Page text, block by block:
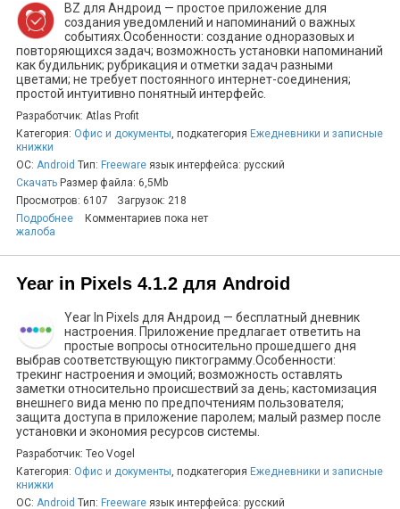
BZ для Андроид — простое приложение для
создания уведомлений и напоминаний о важных
событиях.Особенности: создание одноразовых и
повторяющихся задач; возможность установки напоминаний
как будильник; рубрикация и отметки задач разными
цветами; не требует постоянного интернет-соединения;
простой интуитивно понятный интерфейс.
Разработчик: Atlas Profit
Категория: Офис и документы, подкатегория Ежедневники и записные
книжки
ОС: Android Тип: Freeware язык интерфейса: русский
Скачать Размер файла: 6,5Mb
Просмотров: 6107
Загрузок: 218
Подробнее
Комментариев пока нет
жалоба
Year in Pixels 4.1.2 для Android
Year In Pixels для Андроид — бесплатный дневник
настроения. Приложение предлагает ответить на
простые вопросы относительно прошедшего дня
выбрав соответствующую пиктограмму.Особенности:
трекинг настроения и эмоций; возможность оставлять
заметки относительно происшествий за день; кастомизация
внешнего вида меню по предпочтениям пользователя;
защита доступа в приложение паролем; малый размер после
установки и экономия ресурсов системы.
Разработчик: Teo Vogel
Категория: Офис и документы, подкатегория Ежедневники и записные
книжки
ОС: Android Тип: Freeware язык интерфейса: русский